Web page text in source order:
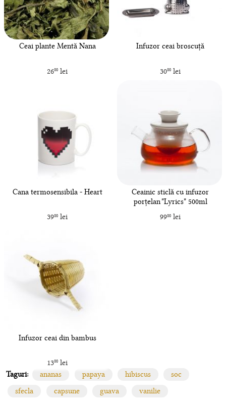
Ceai plante Mentă Nana
2600lei
Infuzor ceai broscuță
3000lei
Cana termosensibila - Heart
3900lei
Ceainic sticlă cu infuzor
porțelan "Lyrics" 500ml
9900lei
Infuzor ceai din bambus
1300lei
Taguri:
ananas papaya hibiscus
soc
sfecla
capsune guava vanilie